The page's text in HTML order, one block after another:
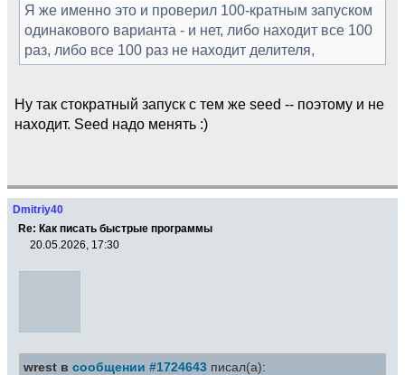
Я же именно это и проверил 100-кратным запуском
одинакового варианта - и нет, либо находит все 100
раз, либо все 100 раз не находит делителя,
Ну так стократный запуск с тем же seed -- поэтому и не
находит. Seed надо менять :)
Dmitriy40
Re: Как писать быстрые программы
20.05.2026, 17:30
wrest в сообщении #1724643 писал(а):